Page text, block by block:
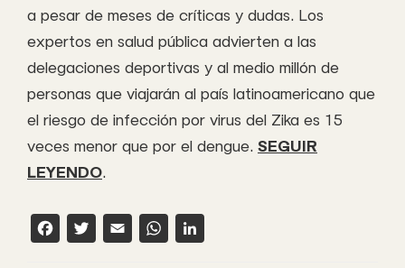
a pesar de meses de críticas y dudas. Los
expertos en salud pública advierten a las
delegaciones deportivas y al medio millón de
personas que viajarán al país latinoamericano que
el riesgo de infección por virus del Zika es 15
veces menor que por el dengue. SEGUIR
LEYENDO.
F
T
E
W